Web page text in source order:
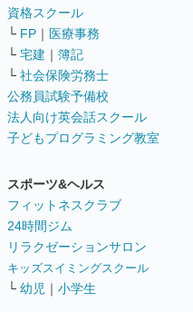
資格スクール
└ FP ｜ 医療事務
└ 宅建 ｜ 簿記
└ 社会保険労務士
公務員試験予備校
法人向け英会話スクール
子どもプログラミング教室
スポーツ&ヘルス
フィットネスクラブ
24時間ジム
リラクゼーションサロン
キッズスイミングスクール
└ 幼児 ｜ 小学生